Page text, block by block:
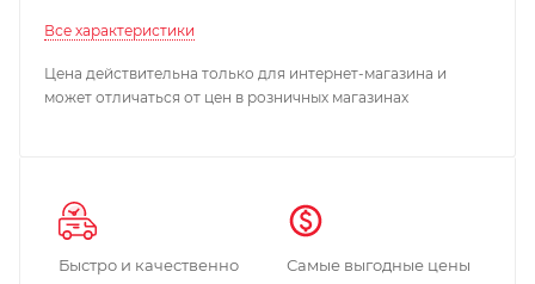
Все характеристики
Цена действительна только для интернет-магазина и
может отличаться от цен в розничных магазинах
Быстро и качественно
Самые выгодные цены